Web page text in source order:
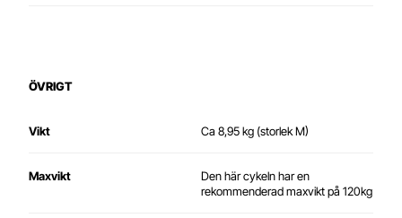
ÖVRIGT
Vikt Ca 8,95 kg (storlek M)
Maxvikt
Den här cykeln har en
rekommenderad maxvikt på 120kg